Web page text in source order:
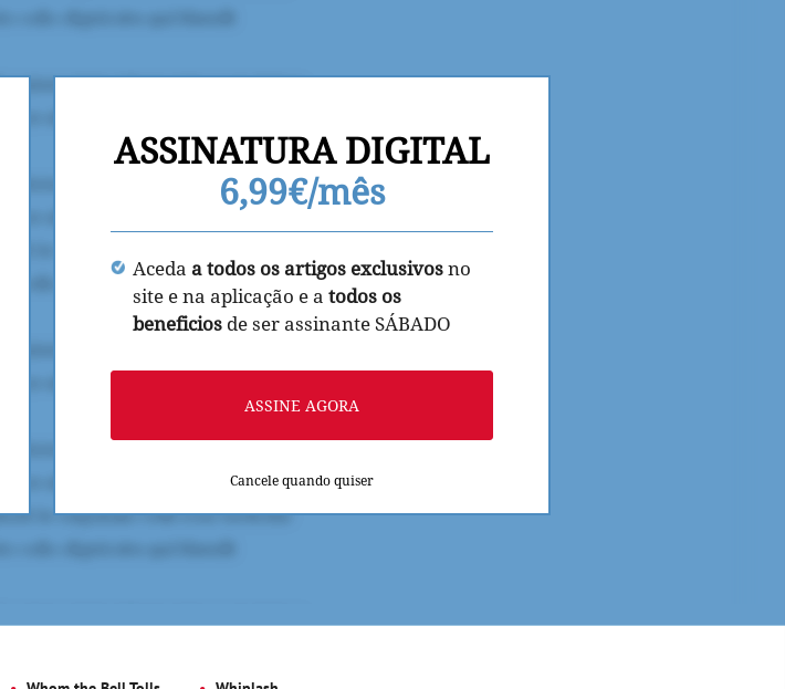
ASSINATURA DIGITAL
6,99€/mês
Aceda a todos os artigos exclusivosno
site e na aplicação e a todos os
beneficios de ser assinante SÁBADO
ASSINE AGORA
Cancele quando quiser